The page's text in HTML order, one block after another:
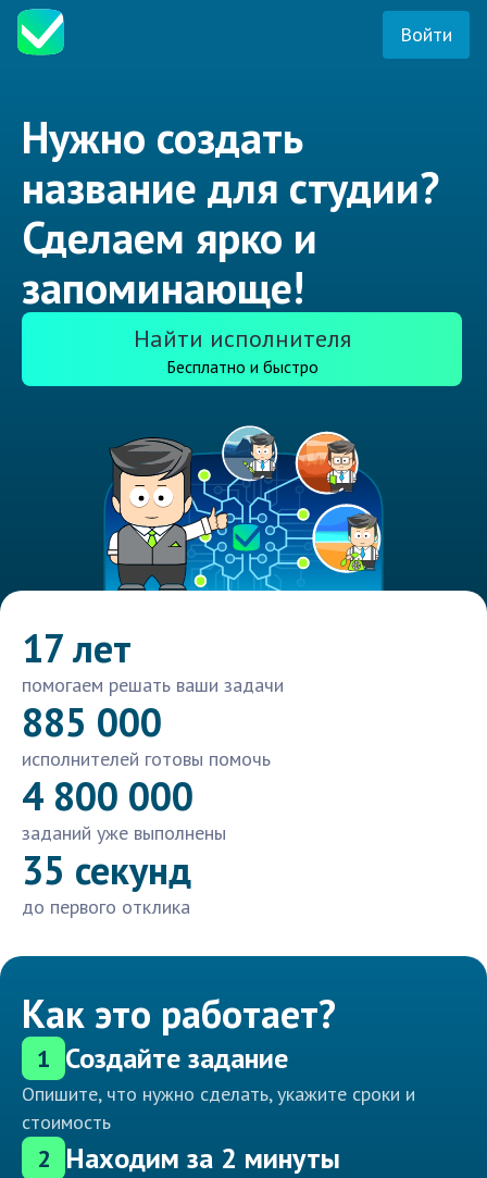
Войти
Нужно создать
название для студии?
Сделаем ярко и
запоминающе!
Найти исполнителя
Бесплатно и быстро
17 лет
помогаем решать ваши задачи
885 000
исполнителей готовы помочь
4 800 000
заданий уже выполнены
35 секунд
до первого отклика
Как это работает?
1 Создайте задание
Опишите, что нужно сделать, укажите сроки и
стоимость
2 Находим за 2 минуты